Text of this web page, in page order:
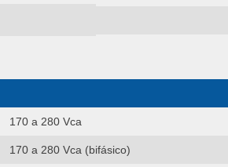
170 a 280 Vca
170 a 280 Vca (bifásico)